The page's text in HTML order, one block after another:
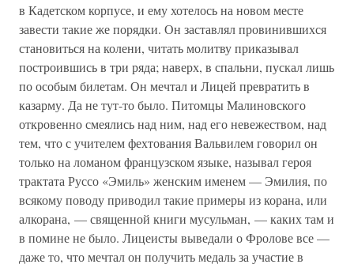
в Кадетском корпусе, и ему хотелось на новом месте
завести такие же порядки. Он заставлял провинившихся
становиться на колени, читать молитву приказывал
построившись в три ряда; наверх, в спальни, пускал лишь
по особым билетам. Он мечтал и Лицей превратить в
казарму. Да не тут-то было. Питомцы Малиновского
откровенно смеялись над ним, над его невежеством, над
тем, что с учителем фехтования Вальвилем говорил он
только на ломаном французском языке, называл героя
трактата Руссо «Эмиль» женским именем — Эмилия, по
всякому поводу приводил такие примеры из корана, или
алкорана, — священной книги мусульман, — каких там и
в помине не было. Лицеисты выведали о Фролове все —
даже то, что мечтал он получить медаль за участие в